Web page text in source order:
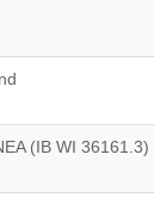
(IB WI 36161.3)